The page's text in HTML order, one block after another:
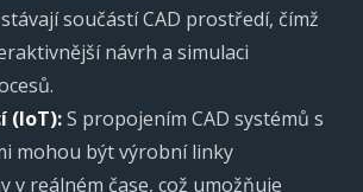
součástí CAD prostředí, čímž
návrh a simulaci
(IoT):S propojením CAD systémů s
mohou být výrobní linky
v reálném čase, což umožňuje